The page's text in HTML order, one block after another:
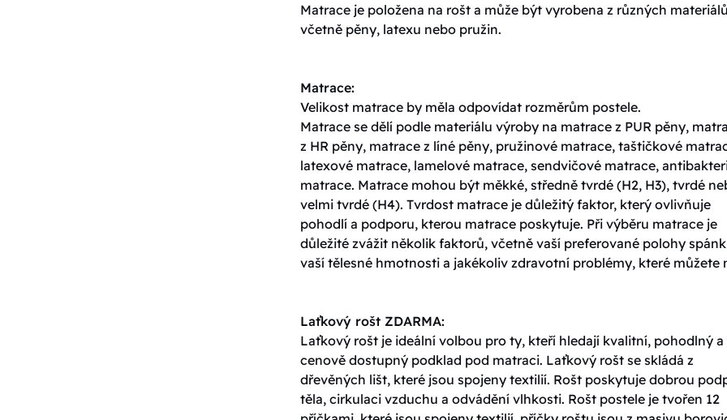
Matrace je položena na rošt a může být vyrobena z různých
včetně pěny, latexu nebo pružin.
Matrace:
Velikost matrace by měla odpovídat rozměrům postele.
Matrace se dělí podle materiálu výroby na matrace z PUR pěny,
z HR pěny, matrace z líné pěny, pružinové matrace, taštičkové
latexové matrace, lamelové matrace, sendvičové matrace,
matrace. Matrace mohou být měkké, středně tvrdé (H2, H3), tvrdé
velmi tvrdé (H4). Tvrdost matrace je důležitý faktor, který ovlivňuje
pohodlí a podporu, kterou matrace poskytuje. Při výběru matrace je
důležité zvážit několik faktorů, včetně vaší preferované polohy
vaší tělesné hmotnosti a jakékoliv zdravotní problémy, které můžete
Laťkový rošt ZDARMA:
Laťkový rošt je ideální volbou pro ty, kteří hledají kvalitní, pohodlný a
cenově dostupný podklad pod matraci. Laťkový rošt se skládá z
dřevěných lišt, které jsou spojeny textilií. Rošt poskytuje dobrou
těla, cirkulaci vzduchu a odvádění vlhkosti. Rošt postele je tvořen 12